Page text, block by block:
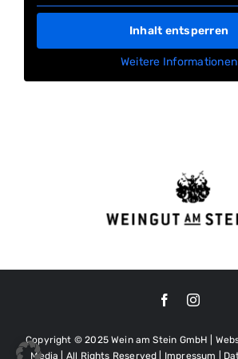
Inhalt entsperren
Weitere Informationen
Copyright © 2025 Wein am Stein GmbH |
Media | All Rights Reserved | Impressum